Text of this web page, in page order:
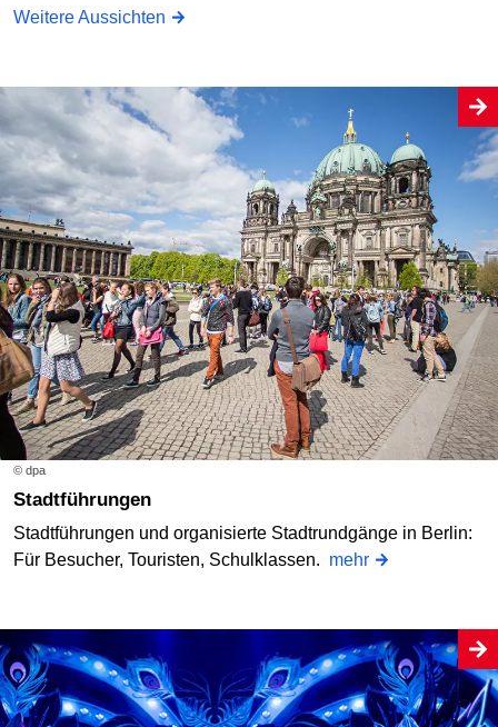
Weitere Aussichten
© dpa
Stadtführungen
Stadtführungen und organisierte Stadtrundgänge in Berlin:
Für Besucher, Touristen, Schulklassen. mehr